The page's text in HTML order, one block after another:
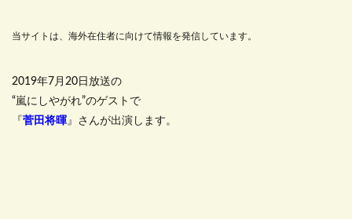
当サイトは、海外在住者に向けて情報を発信しています。
2019年7月20日放送の
“嵐にしやがれ”のゲストで
『 菅田将暉』さんが出演します。